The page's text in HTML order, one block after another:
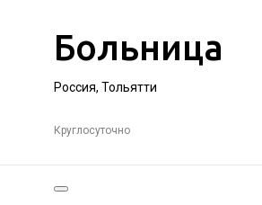
Больница
Россия, Тольятти
Круглосуточно